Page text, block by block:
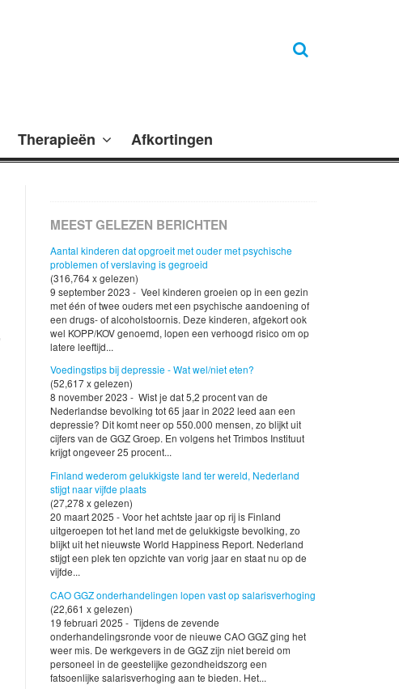
Therapieën Afkortingen
MEEST GELEZEN BERICHTEN
Aantal kinderen dat opgroeit met ouder met psychische
problemen of verslaving is gegroeid
(316,764 x gelezen)
9 september 2023 - Veel kinderen groeien op in een gezin
met één of twee ouders met een psychische aandoening of
een drugs- of alcoholstoornis. Deze kinderen, afgekort ook
wel KOPP/KOV genoemd, lopen een verhoogd risico om op
latere leeftijd...
Voedingstips bij depressie - Wat wel/niet eten?
(52,617 x gelezen)
8 november 2023 - Wist je dat 5,2 procent van de
Nederlandse bevolking tot 65 jaar in 2022 leed aan een
depressie? Dit komt neer op 550.000 mensen, zo blijkt uit
cijfers van de GGZ Groep. En volgens het Trimbos Instituut
krijgt ongeveer 25 procent...
Finland wederom gelukkigste land ter wereld, Nederland
stijgt naar vijfde plaats
(27,278 x gelezen)
20 maart 2025 - Voor het achtste jaar op rij is Finland
uitgeroepen tot het land met de gelukkigste bevolking, zo
blijkt uit het nieuwste World Happiness Report. Nederland
stijgt een plek ten opzichte van vorig jaar en staat nu op de
vijfde...
CAO GGZ onderhandelingen lopen vast op salarisverhoging
(22,661 x gelezen)
19 februari 2025 - Tijdens de zevende
onderhandelingsronde voor de nieuwe CAO GGZ ging het
weer mis. De werkgevers in de GGZ zijn niet bereid om
personeel in de geestelijke gezondheidszorg een
fatsoenlijke salarisverhoging aan te bieden. Het...